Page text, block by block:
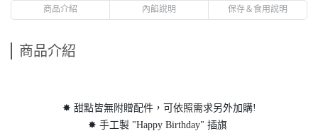
商品介紹 內餡說明 保存＆食用說明
商品介紹
✸ 甜點皆無附贈配件，可依照需求另外加購!
✸ 手工製 "Happy Birthday" 插旗